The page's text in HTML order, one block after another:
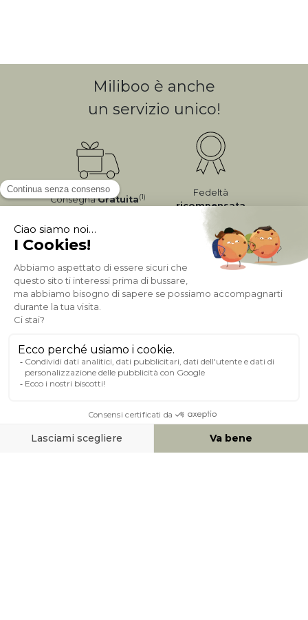
Miliboo è anche
un servizio unico!
ConsegnaGratuita(1)
Fedeltà
ricompensata
Pagamento sicuro
A PROPOSITO DI MILIBOO
AIUTO & CONTATTO